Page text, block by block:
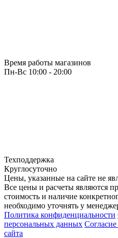
Время работы магазинов
Пн-Вс 10:00 - 20:00
Техподдержка
Круглосуточно
Цены, указанные на сайте не
Все цены и расчеты являются
стоимость и наличие
необходимо уточнять у
Политика конфиденциальности
персональных данных
сайта